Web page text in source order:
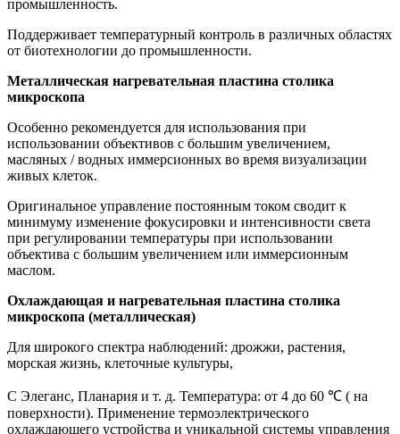
промышленность.
Поддерживает температурный контроль в различных областях
от биотехнологии до промышленности.
Металлическая нагревательная пластина столика
микроскопа
Особенно рекомендуется для использования при
использовании объективов с большим увеличением,
масляных / водных иммерсионных во время визуализации
живых клеток.
Оригинальное управление постоянным током сводит к
минимуму изменение фокусировки и интенсивности света
при регулировании температуры при использовании
объектива с большим увеличением или иммерсионным
маслом.
Охлаждающая и нагревательная пластина столика
микроскопа (металлическая)
Для широкого спектра наблюдений: дрожжи, растения,
морская жизнь, клеточные культуры,
C Элеганс, Планария и т. д. Температура: от 4 до 60 ℃ ( на
поверхности). Применение термоэлектрического
охлаждающего устройства и уникальной системы управления